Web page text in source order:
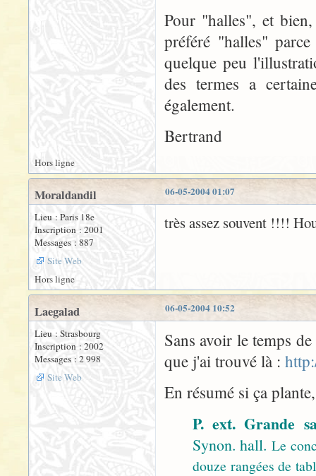
Pour "halles", et
préféré "halles"
quelque peu
des termes a
également.
Bertrand
Hors ligne
06-05-2004 01:07
Moraldandil
Lieu : Paris 18e
Inscription : 2001
Messages : 887
Site Web
très assez souvent !!!!
Hors ligne
06-05-2004 10:52
Laegalad
Lieu : Strasbourg
Inscription : 2002
Messages : 2 998
Site Web
Sans avoir le temps
que j'ai trouvé là :
En résumé si ça
P. ext. Grande
Synon. hall. Le
douze rangées de